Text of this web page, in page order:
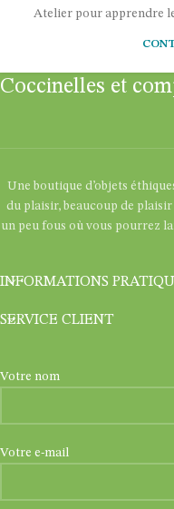
Atelier pour apprendre
Coccinelles et
Une boutique d’objets
du plaisir, beaucoup de
un peu fous où vous pourrez
INFORMATIONS
SERVICE CLIENT
Votre nom
Votre e-mail